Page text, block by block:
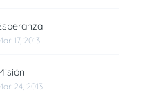
17, 2013
24, 2013